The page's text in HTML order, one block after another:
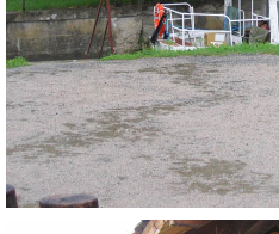
TECHNIKA
OZNAČENÍ HASIČSKÉ TECHNIKY
HYDRANTY